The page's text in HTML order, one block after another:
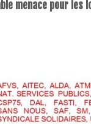
menace pour les